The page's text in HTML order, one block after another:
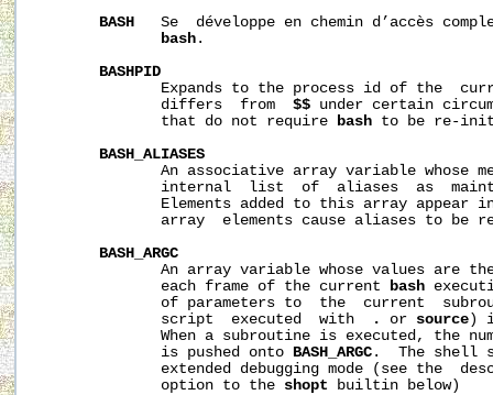
BASH
Se  développe en chemin d’accès
bash .
BASHPID
Expands to the process id of the
              differs  from
$$ under certain
              that do not require
bash to be re-
BASH_ALIASES
An associative array variable whose
internal  list  of  aliases  as
Elements added to this array appear
array  elements cause aliases to be
BASH_ARGC
An array variable whose values are
              each frame of the current
bash
of parameters to  the  current
              script  executed  with
. or source)
When a subroutine is executed, the
              is pushed onto
BASH_ARGC .  The shell
extended debugging mode (see the
              option to the
shopt builtin below)